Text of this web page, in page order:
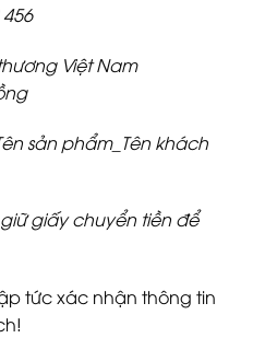
Việt Nam
sản phẩm_Tên khách
giấy chuyển tiền để
tức xác nhận thông tin